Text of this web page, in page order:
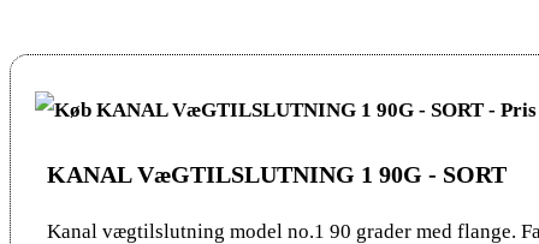
KANAL VæGTILSLUTNING 1 90G - SORT
Kanal vægtilslutning model no.1 90 grader med flange.